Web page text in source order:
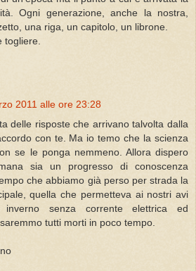
Ogni generazione, anche la nostra,
una riga, un capitolo, un librone.
togliere.
2011 alle ore 23:28
delle risposte che arrivano talvolta dalla
con te. Ma io temo che la scienza
se le ponga nemmeno. Allora dispero
sia un progresso di conoscenza
che abbiamo già perso per strada la
quella che permetteva ai nostri avi
senza corrente elettrica ed
tutti morti in poco tempo.